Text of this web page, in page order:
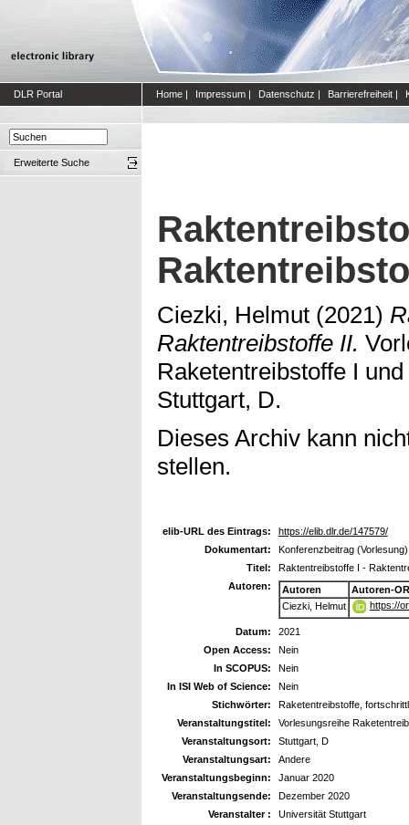
DLR Portal Home | Impressum | Datenschutz | Barrierefreiheit |
Erweiterte Suche
Ciezki, Helmut (2021)
Raktentreibstoffe II.
Raketentreibstoffe I
Stuttgart, D.
Dieses Archiv kann
stellen.
elib-URL des Eintrags:
https://elib.dlr.de/147579/
Dokumentart:
Konferenzbeitrag (Vorlesung)
Titel:
Raktentreibstoffe I -
Autoren:
Autoren
Autoren-
Ciezki, Helmut
https://
Datum:
2021
Open Access:
Nein
In SCOPUS:
Nein
In ISI Web of Science:
Nein
Stichwörter:
Raketentreibstoffe,
Veranstaltungstitel:
Vorlesungsreihe
Veranstaltungsort:
Stuttgart, D
Veranstaltungsart:
Andere
Veranstaltungsbeginn:
Januar 2020
Veranstaltungsende:
Dezember 2020
Veranstalter :
Universität Stuttgart